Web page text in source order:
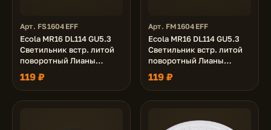
Арт. FS1604EFF
Ecola MR16 DL114 GU5.3
Светильник встр. литой
поворотный Лианы
Сатин-Золото/Хром
25x90
119 ₽
Арт. FM1604EFF
Ecola MR16 DL114 GU5.3
Светильник встр. литой
поворотный Лианы
Черный Хром/Золото
25x90
119 ₽